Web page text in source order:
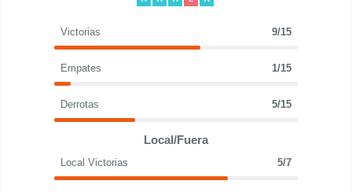
Victorias 9/15
Empates 1/15
Derrotas 5/15
Local/Fuera
Local Victorias 5/7